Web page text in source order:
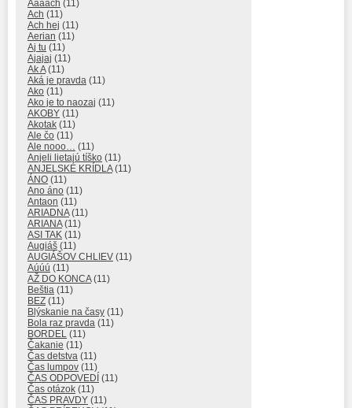
Aaaach (11)
Ach (11)
Ach hej (11)
Aerian (11)
Aj tu (11)
Ajajaj (11)
Ak A(11)
Aká je pravda (11)
Ako (11)
Ako je to naozaj (11)
AKOBY (11)
Akotak (11)
Ale čo (11)
Ale nooo… (11)
Anjeli lietajú tíško (11)
ANJELSKÉ KRÍDLA(11)
ÁNO (11)
Ano áno (11)
Antaon (11)
ARIADNA(11)
ARIANA(11)
ASI TAK (11)
Augiáš (11)
AUGIÁŠOV CHLIEV (11)
Aúúú (11)
AŽ DO KONCA(11)
Beštia (11)
BEZ (11)
Blýskanie na časy (11)
Bola raz pravda (11)
BORDEL (11)
Čakanie (11)
Čas detstva (11)
Čas lumpov (11)
ČAS ODPOVEDÍ (11)
Čas otázok (11)
ČAS PRAVDY (11)